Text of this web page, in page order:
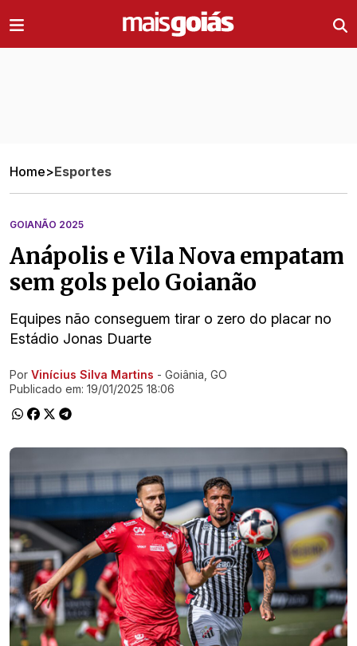
Home>Esportes
GOIANÃO 2025
Anápolis e Vila Nova empatam
sem gols pelo Goianão
Equipes não conseguem tirar o zero do placar no
Estádio Jonas Duarte
Ir direto pra matéria
Por Vinícius Silva Martins - Goiânia, GO
Publicado em: 19/01/2025 18:06